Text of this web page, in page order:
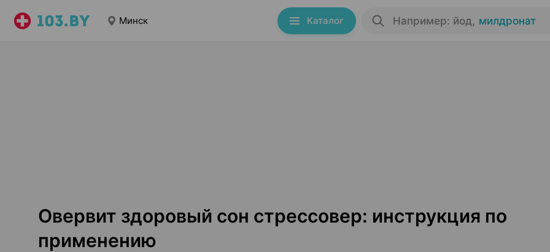
Минск Каталог Например: йод, милдронат
Овервит здоровый сон стрессовер: инструкция по
применению